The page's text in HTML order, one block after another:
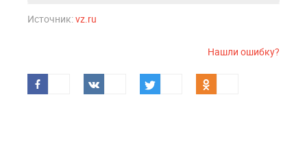
Источник:vz.ru
Нашли ошибку?